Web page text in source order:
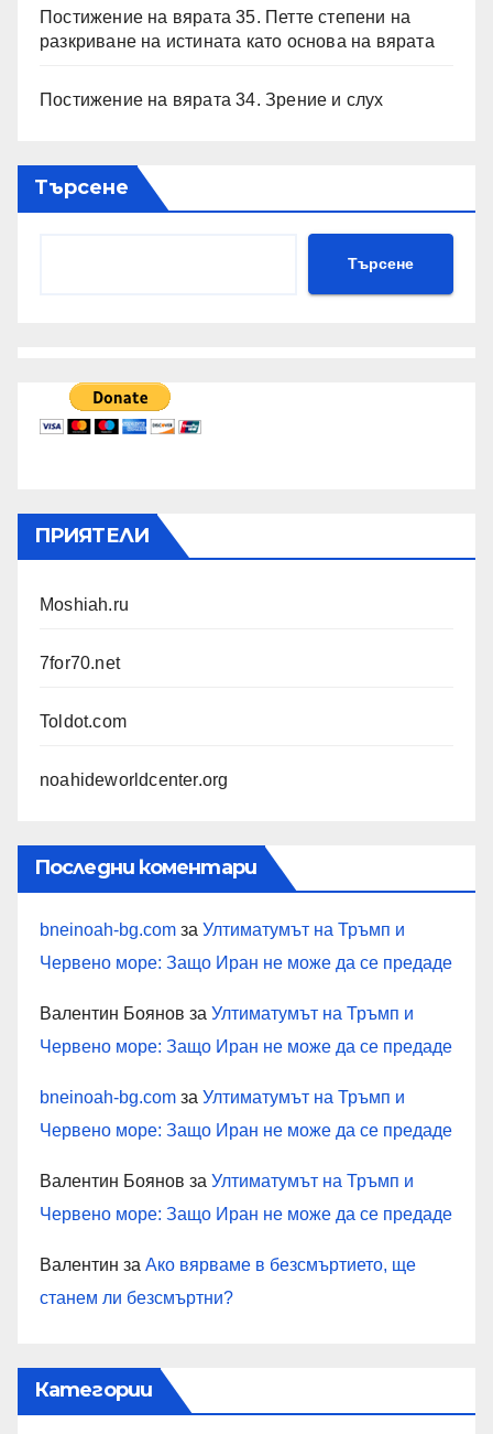
Постижение на вярата 35. Петте степени на
разкриване на истината като основа на вярата
Постижение на вярата 34. Зрение и слух
Търсене
Търсене
ПРИЯТЕЛИ
Moshiah.ru
7for70.net
Toldot.com
noahideworldcenter.org
Последни коментари
bneinoah-bg.com за Ултиматумът на Тръмп и
Червено море: Защо Иран не може да се предаде
Валентин Боянов за Ултиматумът на Тръмп и
Червено море: Защо Иран не може да се предаде
bneinoah-bg.com за Ултиматумът на Тръмп и
Червено море: Защо Иран не може да се предаде
Валентин Боянов за Ултиматумът на Тръмп и
Червено море: Защо Иран не може да се предаде
Валентин за Ако вярваме в безсмъртието, ще
станем ли безсмъртни?
Категории